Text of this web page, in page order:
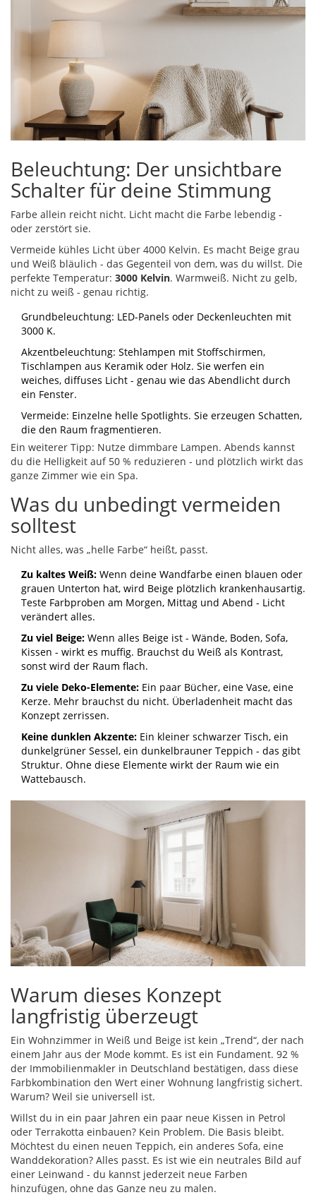
Beleuchtung: Der unsichtbare
Schalter für deine Stimmung
Farbe allein reicht nicht. Licht macht die Farbe lebendig -
oder zerstört sie.
Vermeide kühles Licht über 4000 Kelvin. Es macht Beige grau
und Weiß bläulich - das Gegenteil von dem, was du willst. Die
perfekte Temperatur: 3000 Kelvin. Warmweiß. Nicht zu gelb,
nicht zu weiß - genau richtig.
Grundbeleuchtung: LED-Panels oder Deckenleuchten mit
3000 K.
Akzentbeleuchtung: Stehlampen mit Stoffschirmen,
Tischlampen aus Keramik oder Holz. Sie werfen ein
weiches, diffuses Licht - genau wie das Abendlicht durch
ein Fenster.
Vermeide: Einzelne helle Spotlights. Sie erzeugen Schatten,
die den Raum fragmentieren.
Ein weiterer Tipp: Nutze dimmbare Lampen. Abends kannst
du die Helligkeit auf 50 % reduzieren - und plötzlich wirkt das
ganze Zimmer wie ein Spa.
Was du unbedingt vermeiden
solltest
Nicht alles, was „helle Farbe“ heißt, passt.
Zu kaltes Weiß: Wenn deine Wandfarbe einen blauen oder
grauen Unterton hat, wird Beige plötzlich krankenhausartig.
Teste Farbproben am Morgen, Mittag und Abend - Licht
verändert alles.
Zu viel Beige: Wenn alles Beige ist - Wände, Boden, Sofa,
Kissen - wirkt es muffig. Brauchst du Weiß als Kontrast,
sonst wird der Raum flach.
Zu viele Deko-Elemente: Ein paar Bücher, eine Vase, eine
Kerze. Mehr brauchst du nicht. Überladenheit macht das
Konzept zerrissen.
Keine dunklen Akzente: Ein kleiner schwarzer Tisch, ein
dunkelgrüner Sessel, ein dunkelbrauner Teppich - das gibt
Struktur. Ohne diese Elemente wirkt der Raum wie ein
Wattebausch.
Warum dieses Konzept
langfristig überzeugt
Ein Wohnzimmer in Weiß und Beige ist kein „Trend“, der nach
einem Jahr aus der Mode kommt. Es ist ein Fundament. 92 %
der Immobilienmakler in Deutschland bestätigen, dass diese
Farbkombination den Wert einer Wohnung langfristig sichert.
Warum? Weil sie universell ist.
Willst du in ein paar Jahren ein paar neue Kissen in Petrol
oder Terrakotta einbauen? Kein Problem. Die Basis bleibt.
Möchtest du einen neuen Teppich, ein anderes Sofa, eine
Wanddekoration? Alles passt. Es ist wie ein neutrales Bild auf
einer Leinwand - du kannst jederzeit neue Farben
hinzufügen, ohne das Ganze neu zu malen.